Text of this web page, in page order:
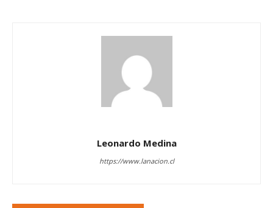
Leonardo Medina
https://www.lanacion.cl